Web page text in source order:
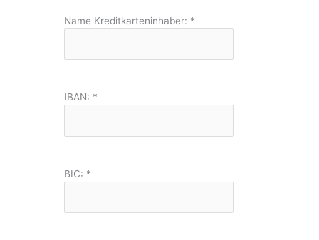
Name Kreditkarteninhaber: *
IBAN: *
BIC: *